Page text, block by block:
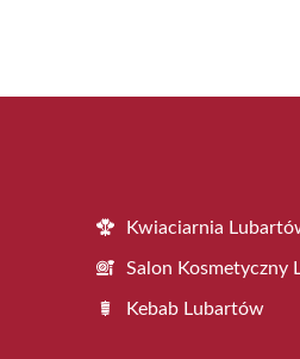
Kwiaciarnia
Salon Kosmetyczny
Kebab Lubartów